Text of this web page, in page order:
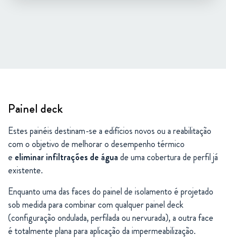
Painel deck
Estes painéis destinam-se a edifícios novos ou a reabilitação
com o objetivo de melhorar o desempenho térmico
e eliminar infiltrações de águade uma cobertura de perfil já
existente.
Enquanto uma das faces do painel de isolamento é projetado
sob medida para combinar com qualquer painel deck
(configuração ondulada, perfilada ou nervurada), a outra face
é totalmente plana para aplicação da impermeabilização.